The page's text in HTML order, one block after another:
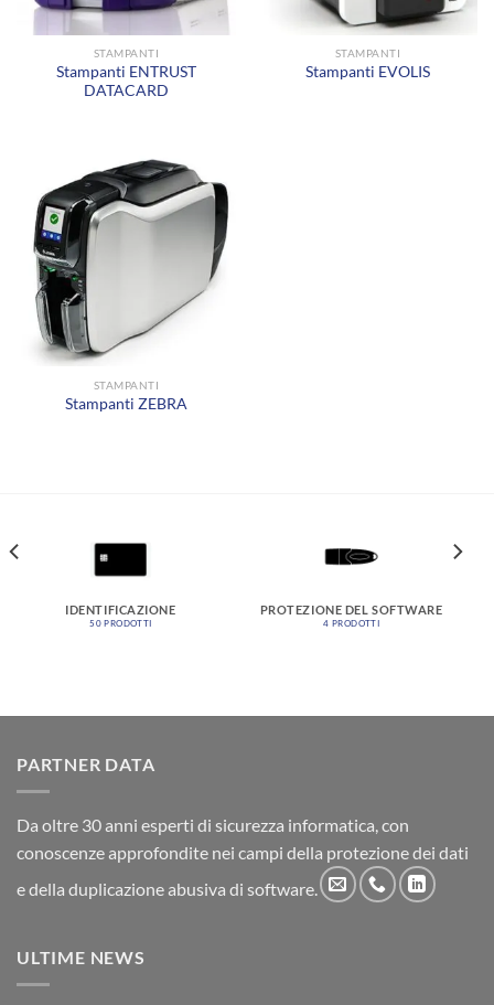
STAMPANTI
Stampanti ENTRUST
DATACARD
STAMPANTI
Stampanti EVOLIS
STAMPANTI
Stampanti ZEBRA
IDENTIFICAZIONE
50 PRODOTTI
PROTEZIONE DEL SOFTWARE
4 PRODOTTI
PARTNER DATA
Da oltre 30 anni esperti di sicurezza informatica, con
conoscenze approfondite nei campi della protezione dei dati
e della duplicazione abusiva di software.
ULTIME NEWS